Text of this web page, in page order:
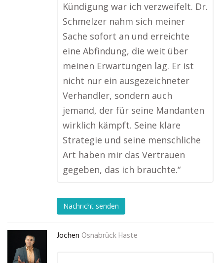
Kündigung war ich verzweifelt. Dr.
Schmelzer nahm sich meiner
Sache sofort an und erreichte
eine Abfindung, die weit über
meinen Erwartungen lag. Er ist
nicht nur ein ausgezeichneter
Verhandler, sondern auch
jemand, der für seine Mandanten
wirklich kämpft. Seine klare
Strategie und seine menschliche
Art haben mir das Vertrauen
gegeben, das ich brauchte.“
Nachricht senden
Jochen Osnabrück Haste